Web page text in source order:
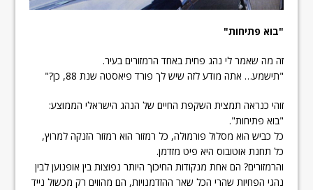
"בוא פתיחות"
זה מה שאמר לי נהג פחית באחד הרמזורים בעיר.
"תישמע… אתה מודע לזה שיש לך פורד פיאסטה שנת 88, כן?"
זוהי כנראה תמצית השקפת החיים של הנהג הישראלי הממוצע:
"בוא פתיחות".
כל כביש הוא מסלול פורמולה, כל רמזור הוא רמזור הזנקה למרוץ,
כל תחנת אוטובוס היא פיט מזדמן.
והרמזורים? הם אחת מנקודות החיכוך היותר נפוצות בין אופנוען לבין
נהגי הפחיות שהרי הכל שאר ההזדמנויות, הם מהווים רק מכשול נייד